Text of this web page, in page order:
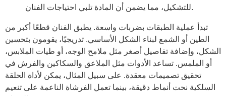
للتشكيل، مما يضمن أن المادة تلبي احتياجات الفنان.
تبدأ عملية الطبقات بضربات واسعة. يطبق الفنان قطعًا أكبر من
الطين أو الشمع لبناء الشكل الأساسي. تدريجيًا، يقومون بتحسين
الشكل، وإضافة تفاصيل أصغر مثل ملامح الوجه، أو طيات الملابس،
أو الملمس. تساعد الأدوات مثل الملاعق والسكاكين والفرش في
تحقيق تصميمات معقدة. على سبيل المثال، يمكن لأداة الحلقة
السلكية نحت أنماط دقيقة، بينما تعمل الفرشاة الناعمة على تنعيم